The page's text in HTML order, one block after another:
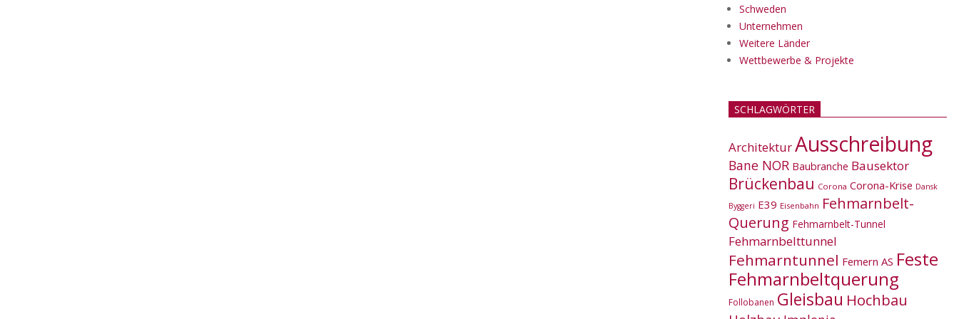
Schweden
Unternehmen
Weitere Länder
Wettbewerbe & Projekte
SCHLAGWÖRTER
ArchitekturAusschreibung
Bane NOR Baubranche Bausektor
Brückenbau Corona Corona-Krise Dansk
Byggeri E39 Eisenbahn Fehmarnbelt-
Querung Fehmarnbelt-Tunnel
Fehmarnbelttunnel
Fehmarntunnel Femern AS Feste
Fehmarnbeltquerung
Follobanen Gleisbau Hochbau